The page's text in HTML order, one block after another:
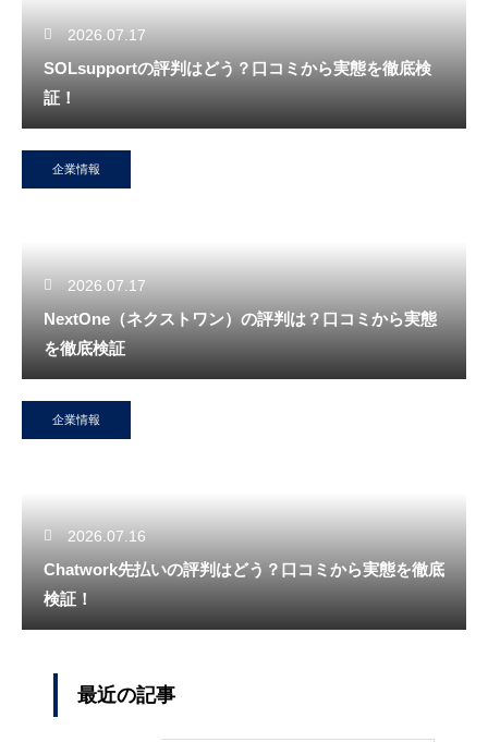
2026.07.17
SOLsupportの評判はどう？口コミから実態を徹底検
証！
企業情報
2026.07.17
NextOne（ネクストワン）の評判は？口コミから実態
を徹底検証
企業情報
2026.07.16
Chatwork先払いの評判はどう？口コミから実態を徹底
検証！
最近の記事